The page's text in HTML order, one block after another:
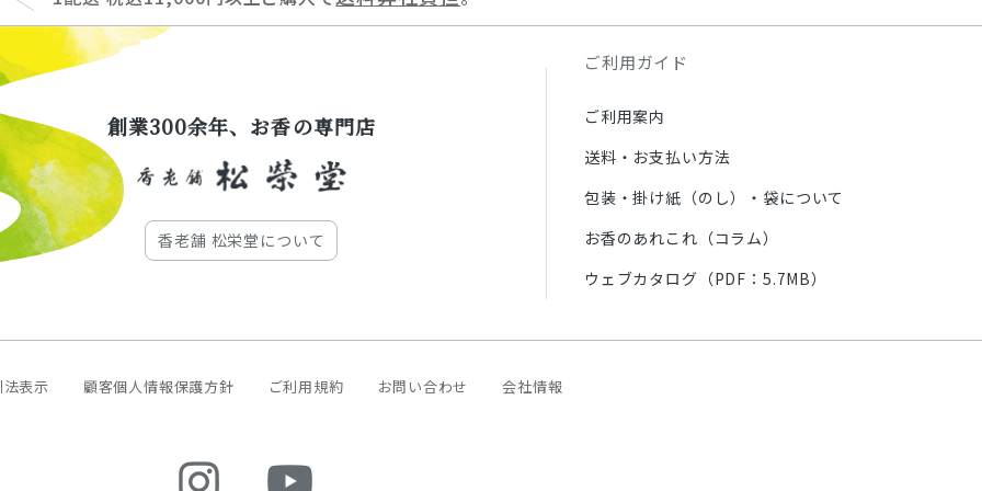
創業300余年、お香の専門店
香老舗 松栄堂について
ご利用ガイド
ご利用案内
送料・お支払い方法
包装・掛け紙（のし）・袋について
お香のあれこれ（コラム）
ウェブカタログ（PDF：5.7MB）
表示 顧客個人情報保護方針 ご利用規約 お問い合わせ 会社情報